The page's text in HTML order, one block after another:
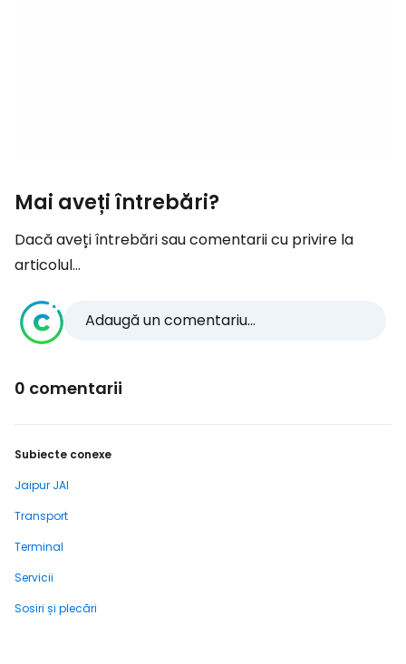
Mai aveți întrebări?
Dacă aveți întrebări sau comentarii cu privire la
articolul...
Adaugă un comentariu...
0 comentarii
Subiecte conexe
Jaipur JAI
Transport
Terminal
Servicii
Sosiri și plecări